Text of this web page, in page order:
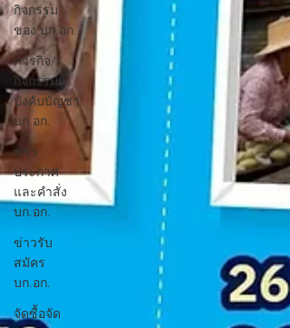
กิจกรรม
ของ บก.อก.
ภารกิจ/
กิจกรรมผู้
บังคับบัญชา
บก.อก.
ข่าว
ประกาศ
และคำสั่ง
บก.อก.
ข่าวรับ
สมัคร
บก.อก.
จัดซื้อจัด